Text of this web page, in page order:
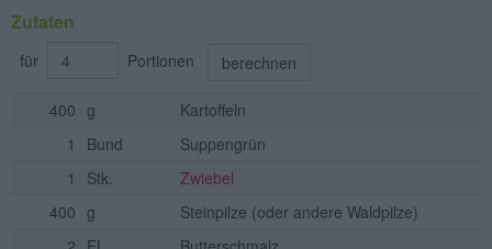
Zutaten
für Portionen berechnen
400 g
Kartoffeln
1
Bund
Suppengrün
1
Stk.
Zwiebel
400 g Steinpilze (oder andere Waldpilze)